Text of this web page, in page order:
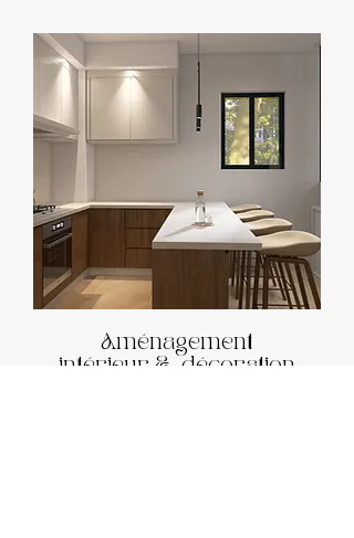
Aménagement
intérieur & décoration